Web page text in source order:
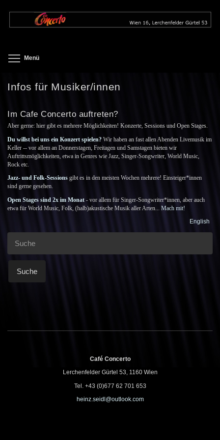
zum
Menü
Infos für Musiker/innen
Im Cafe Concerto auftreten?
Aber gerne: hier gibt es mehrere Möglichkeiten! Konzerte, Sessions und Open Stages.
Du willst bei uns ein Konzert spielen? Wir haben an fast allen Abenden Livemusik im
Keller -- vor allem an Donnerstagen, Freitagen und Samstagen bieten wir
Auftrittsmöglichkeiten, etwa in Genres wie Jazz, Singer-Songwriter, World Music,
Rock etc.
Jazz- und Folk-Sessions gibt es in den meisten Wochen mehrere! Einsteiger*innen
sind gerne gesehen.
Open Stages sind 2x im Monat - vor allem für Singer-Songwriter*innen, aber auch
etwa für World Music, Folk, (halb)akustische Musik aller Arten... Mach mit!
English
Café Concerto
Lerchenfelder Gürtel 53, 1160 Wien
Tel. +43 (0)677 62 701 653
heinz.seidl@outlook.com